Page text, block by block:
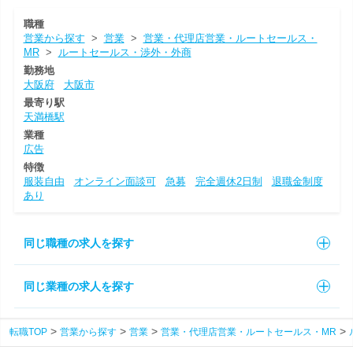
職種
営業から探す > 営業> 営業・代理店営業・ルートセールス・
MR>
ルートセールス・渉外・外商
勤務地
大阪府
大阪市
最寄り駅
天満橋駅
業種
広告
特徴
服装自由
オンライン面談可 急募 完全週休2日制
退職金制度
あり
同じ職種の求人を探す
同じ業種の求人を探す
転職TOP 営業から探す 営業 営業・代理店営業・ルートセールス・MR